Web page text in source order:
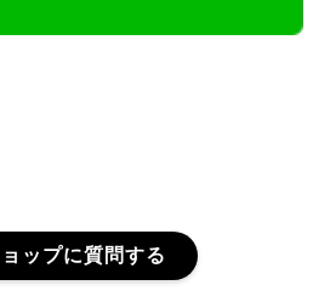
ップに質問する